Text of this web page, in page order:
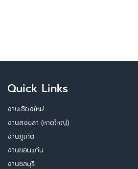
Quick Links
งานเชียงใหม่
งานสงขลา (หาดใหญ่)
งานภูเก็ต
งานขอนแก่น
งานชลบุรี